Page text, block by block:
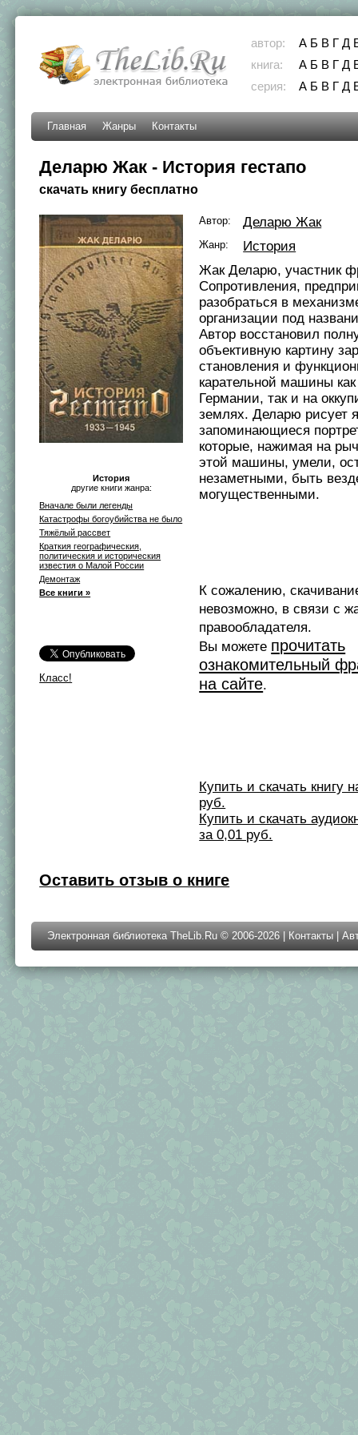
автор: А Б В Г Д
книга:
А Б В Г Д
серия:
А Б В Г Д
Главная Жанры Контакты
Деларю Жак - История гестапо
скачать книгу бесплатно
История
другие книги жанра:
Вначале были легенды
Катастрофы богоубийства не было
Тяжёлый рассвет
Краткия географическия,
политическия и историческия
известия о Малой России
Демонтаж
Все книги »
Класс!
Автор: Деларю Жак
Жанр:
История
Жак Деларю, участник
Сопротивления,
разобраться в
организации под
Автор восстановил
объективную картину
становления и
карательной машины
Германии, так и на
землях. Деларю рисует
запоминающиеся
которые, нажимая на
этой машины, умели,
незаметными, быть
могущественными.
К сожалению,
невозможно, в связи с
правообладателя.
Вы можете прочитать
ознакомительный
на сайте.
Купить и скачать книгу
руб.
Купить и скачать
за 0,01 руб.
Оставить отзыв о книге
Электронная библиотека TheLib.Ru © 2006-2026 | Контакты |